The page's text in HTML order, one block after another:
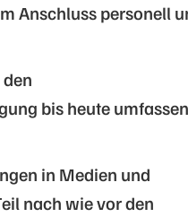
Anschluss personell
bis heute
in Medien und
nach wie vor den